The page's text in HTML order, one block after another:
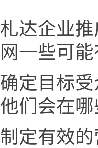
札达企业
网一些可能
确定目标
他们会在
制定有效